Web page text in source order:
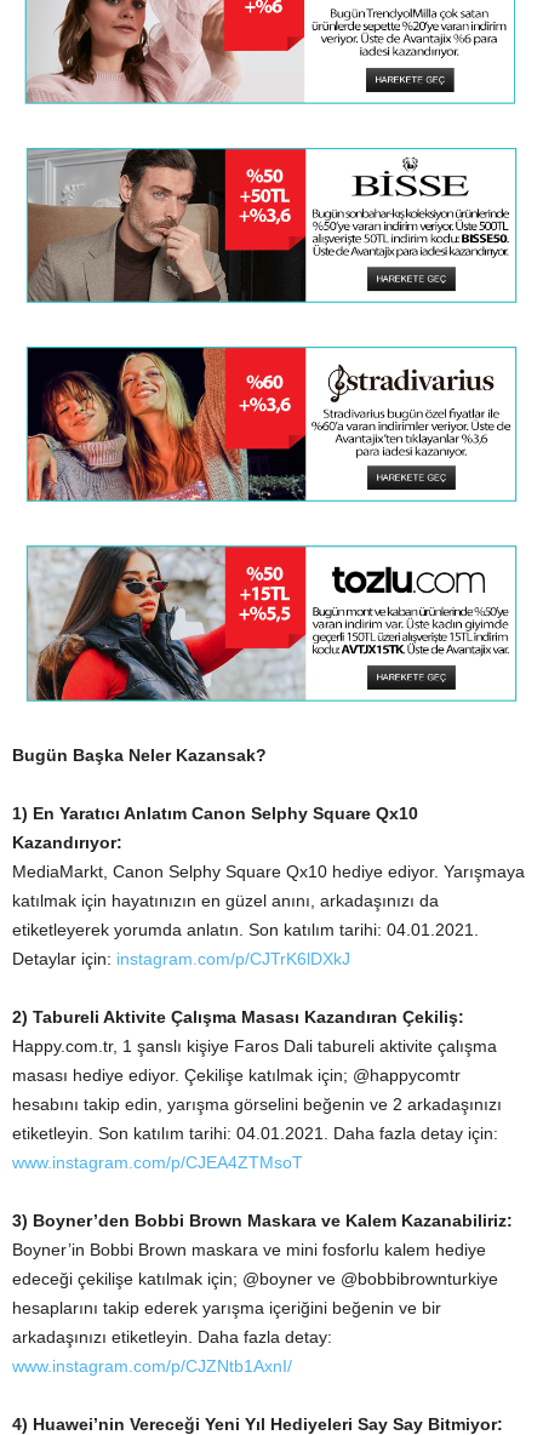
Bugün Başka Neler Kazansak?
1) En Yaratıcı Anlatım Canon Selphy Square Qx10
Kazandırıyor:
MediaMarkt, Canon Selphy Square Qx10 hediye ediyor. Yarışmaya
katılmak için hayatınızın en güzel anını, arkadaşınızı da
etiketleyerek yorumda anlatın. Son katılım tarihi: 04.01.2021.
Detaylar için: instagram.com/p/CJTrK6lDXkJ
2) Tabureli Aktivite Çalışma Masası Kazandıran Çekiliş:
Happy.com.tr, 1 şanslı kişiye Faros Dali tabureli aktivite çalışma
masası hediye ediyor. Çekilişe katılmak için; @happycomtr
hesabını takip edin, yarışma görselini beğenin ve 2 arkadaşınızı
etiketleyin. Son katılım tarihi: 04.01.2021. Daha fazla detay için:
www.instagram.com/p/CJEA4ZTMsoT
3) Boyner’den Bobbi Brown Maskara ve Kalem Kazanabiliriz:
Boyner’in Bobbi Brown maskara ve mini fosforlu kalem hediye
edeceği çekilişe katılmak için; @boyner ve @bobbibrownturkiye
hesaplarını takip ederek yarışma içeriğini beğenin ve bir
arkadaşınızı etiketleyin. Daha fazla detay:
www.instagram.com/p/CJZNtb1AxnI/
4) Huawei’nin Vereceği Yeni Yıl Hediyeleri Say Say Bitmiyor: